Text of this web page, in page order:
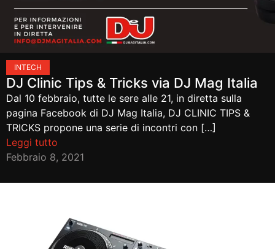
INTECH
DJ Clinic Tips & Tricks via DJ Mag Italia
Dal 10 febbraio, tutte le sere alle 21, in diretta sulla
pagina Facebook di DJ Mag Italia, DJ CLINIC TIPS &
TRICKS propone una serie di incontri con […]
Leggi tutto
Febbraio 8, 2021